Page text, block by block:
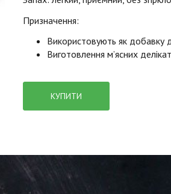
Призначення:
Використовують як добавку
Виготовлення м’ясних
КУПИТИ